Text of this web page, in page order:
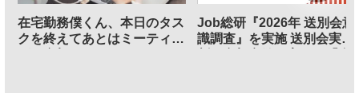
在宅勤務僕くん、本日のタス
クを終えてあとはミーティン
Job総研『2026年 送別会意
識調査』を実施 送別会実施